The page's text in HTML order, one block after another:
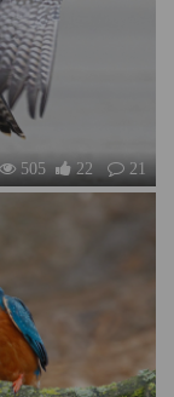
505 22 21